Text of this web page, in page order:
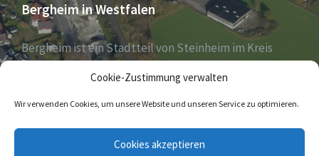
Cookie-Zustimmung verwalten
Wir verwenden Cookies, um unsere Website und unseren Service zu optimieren.
Cookies akzeptieren
Bergheim in Westfalen
Bergheim ist ein Stadtteil von Steinheim im Kreis
Höxter, Nordrhein-Westfalen, und zählt aktuell 1030
Einwohner – Stand 31. Dezember 2018.